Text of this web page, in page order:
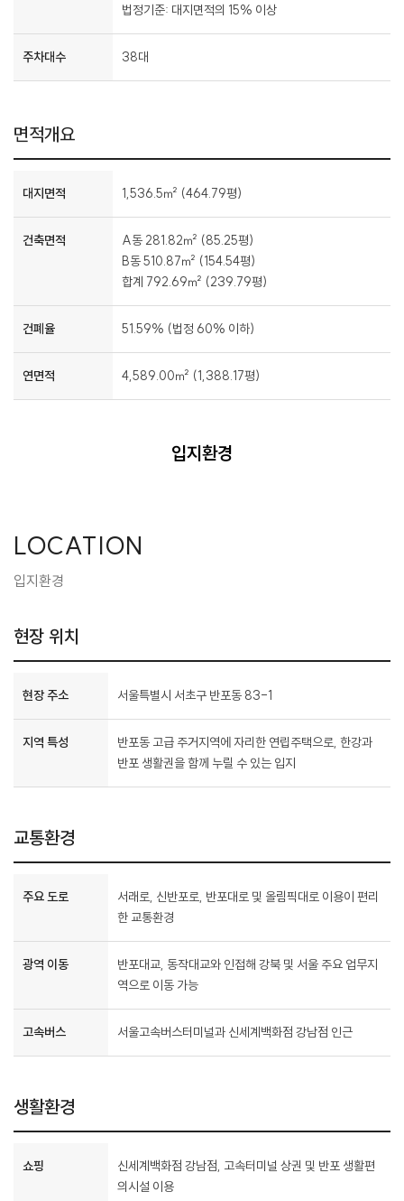
법정기준: 대지면적의 15% 이상
주차대수 38대
면적개요
대지면적 1,536.5㎡ (464.79평)
건축면적
A동 281.82㎡ (85.25평)
B동 510.87㎡ (154.54평)
합계 792.69㎡ (239.79평)
건폐율 51.59% (법정 60% 이하)
연면적 4,589.00㎡ (1,388.17평)
입지환경
LOCATION
입지환경
현장 위치
현장 주소 서울특별시 서초구 반포동 83-1
지역 특성
반포동 고급 주거지역에 자리한 연립주택으로, 한강과
반포 생활권을 함께 누릴 수 있는 입지
교통환경
주요 도로
서래로, 신반포로, 반포대로 및 올림픽대로 이용이 편리
한 교통환경
광역 이동
반포대교, 동작대교와 인접해 강북 및 서울 주요 업무지
역으로 이동 가능
고속버스 서울고속버스터미널과 신세계백화점 강남점 인근
생활환경
쇼핑
신세계백화점 강남점, 고속터미널 상권 및 반포 생활편
의시설 이용